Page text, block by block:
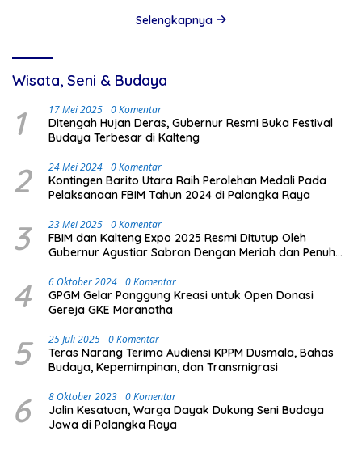
Selengkapnya
Wisata, Seni & Budaya
1 17 Mei 2025 0 Komentar
Ditengah Hujan Deras, Gubernur Resmi Buka Festival
Budaya Terbesar di Kalteng
2 24 Mei 2024 0 Komentar
Kontingen Barito Utara Raih Perolehan Medali Pada
Pelaksanaan FBIM Tahun 2024 di Palangka Raya
3 23 Mei 2025 0 Komentar
FBIM dan Kalteng Expo 2025 Resmi Ditutup Oleh
Gubernur Agustiar Sabran Dengan Meriah dan Penuh
4 6 Oktober 2024 0 Komentar
GPGM Gelar Panggung Kreasi untuk Open Donasi
Gereja GKE Maranatha
5 25 Juli 2025 0 Komentar
Teras Narang Terima Audiensi KPPM Dusmala, Bahas
Budaya, Kepemimpinan, dan Transmigrasi
6 8 Oktober 2023 0 Komentar
Jalin Kesatuan, Warga Dayak Dukung Seni Budaya
Jawa di Palangka Raya